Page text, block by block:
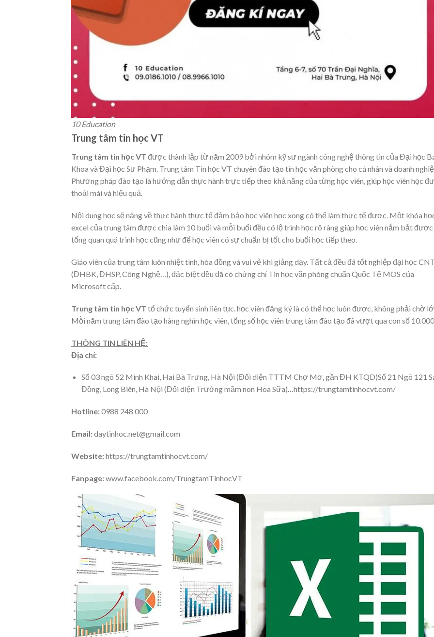
10 Education
Trung tâm tin học VT
Trung tâm tin học VT được thành lập từ năm 2009 bởi nhóm kỹ sư ngành công nghệ thông tin của Đại học
Khoa và Đại học Sư Phạm. Trung tâm Tin học VT chuyên đào tạo tin học văn phòng cho cá nhân và doanh
Phương pháp đào tạo là hướng dẫn thực hành trực tiếp theo khả năng của từng học viên, giúp học viên học
thoải mái và hiệu quả.
Nội dung học sẽ nặng về thực hành thực tế đảm bảo học viên học xong có thể làm thực tế được. Một khóa
excel của trung tâm được chia làm 10 buổi và mỗi buổi đều có lộ trình học rõ ràng giúp học viên nắm bắt được
tổng quan quá trình học cũng như để học viên có sự chuẩn bị tốt cho buổi học tiếp theo.
Giáo viên của trung tâm luôn nhiệt tình, hòa đồng và vui vẻ khi giảng dạy. Tất cả đều đã tốt nghiệp đại học
(ĐHBK, ĐHSP, Công Nghệ…), đặc biệt đều đã có chứng chỉ Tin học văn phòng chuẩn Quốc Tế MOS của
Microsoft cấp.
Trung tâm tin học VT tổ chức tuyển sinh liên tục. học viên đăng ký là có thể học luôn được, không phải chờ
Mỗi năm trung tâm đào tạo hàng nghìn học viên, tổng số học viên trung tâm đào tạo đã vượt qua con số
THÔNG TIN LIÊN HỆ:
Địa chỉ:
Số 03 ngõ 52 Minh Khai, Hai Bà Trưng, Hà Nội (Đối diện TTTM Chợ Mơ, gần ĐH KTQD)Số 21 Ngõ 121
Đồng, Long Biên, Hà Nội (Đối diện Trường mầm non Hoa Sữa)…https://trungtamtinhocvt.com/
Hotline:0988 248 000
Email:daytinhoc.net@gmail.com
Website:https://trungtamtinhocvt.com/
Fanpage:www.facebook.com/TrungtamTinhocVT